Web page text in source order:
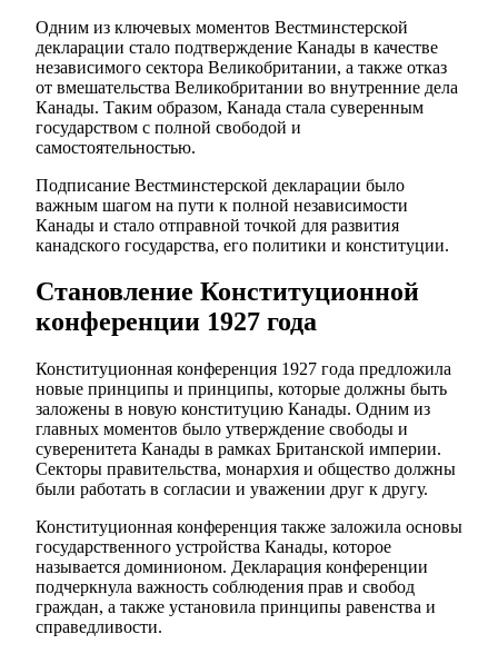
Одним из ключевых моментов Вестминстерской
декларации стало подтверждение Канады в качестве
независимого сектора Великобритании, а также отказ
от вмешательства Великобритании во внутренние дела
Канады. Таким образом, Канада стала суверенным
государством с полной свободой и
самостоятельностью.
Подписание Вестминстерской декларации было
важным шагом на пути к полной независимости
Канады и стало отправной точкой для развития
канадского государства, его политики и конституции.
Становление Конституционной
конференции 1927 года
Конституционная конференция 1927 года предложила
новые принципы и принципы, которые должны быть
заложены в новую конституцию Канады. Одним из
главных моментов было утверждение свободы и
суверенитета Канады в рамках Британской империи.
Секторы правительства, монархия и общество должны
были работать в согласии и уважении друг к другу.
Конституционная конференция также заложила основы
государственного устройства Канады, которое
называется доминионом. Декларация конференции
подчеркнула важность соблюдения прав и свобод
граждан, а также установила принципы равенства и
справедливости.